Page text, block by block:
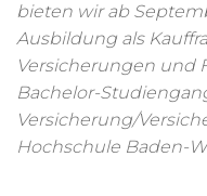
bieten wir ab
Ausbildung als
Versicherungen und
Bachelor-
Versicherung/
Hochschule Baden-